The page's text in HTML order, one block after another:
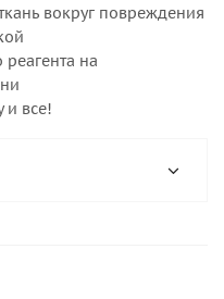
вокруг повреждения
на
и все!